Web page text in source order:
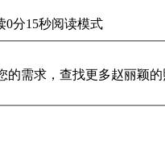
0分15秒阅读模式
需求，查找更多赵丽颖的